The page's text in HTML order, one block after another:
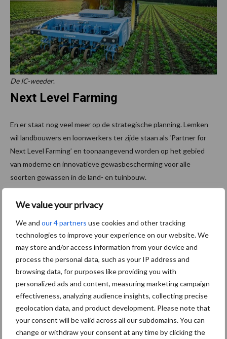
We value your privacy
We and our 4 partners use cookies and other tracking
technologies to improve your experience on our website. We
may store and/or access information from your device and
process the personal data, such as your IP address and
browsing data, for purposes like providing you with
personalized ads and content, measuring marketing campaign
effectiveness, analyzing audience insights, collecting precise
geolocation data, and product development. Please note that
your consent will be valid across all our subdomains. You can
change or withdraw your consent at any time by clicking the
De IC-weeder.
Next Level Farming
En er staat nog veel meer op de strategische planning. Lemken
wil landbouwers en loonwerkers ter zijde staan als ‘Partner for
Next Level Farming’ en toonaangevend worden op het gebied
van moderne en innovatieve gewasbescherming voor alle
soorten gewassen in de land- en tuinbouw.
Aanbevolen voor jou!
schoffelmachine
Carré rondt herstructurering
af en kijkt weer vooruit
Mechanische en robotische